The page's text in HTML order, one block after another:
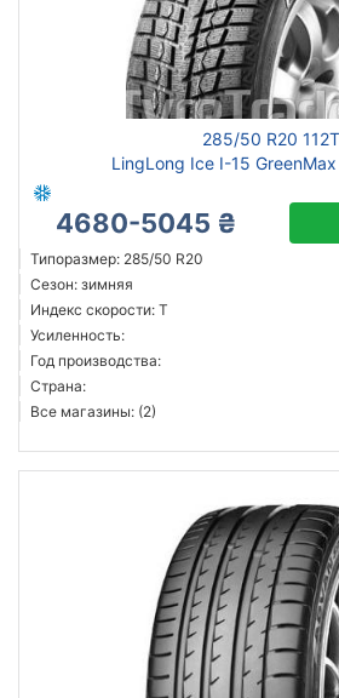
285/50 R20 112T
LingLong Ice I-15
4680-5045 ₴
Типоразмер: 285/50 R20
Сезон: зимняя
Индекс скорости: T
Усиленность:
Год производства:
Страна:
Все магазины: (2)